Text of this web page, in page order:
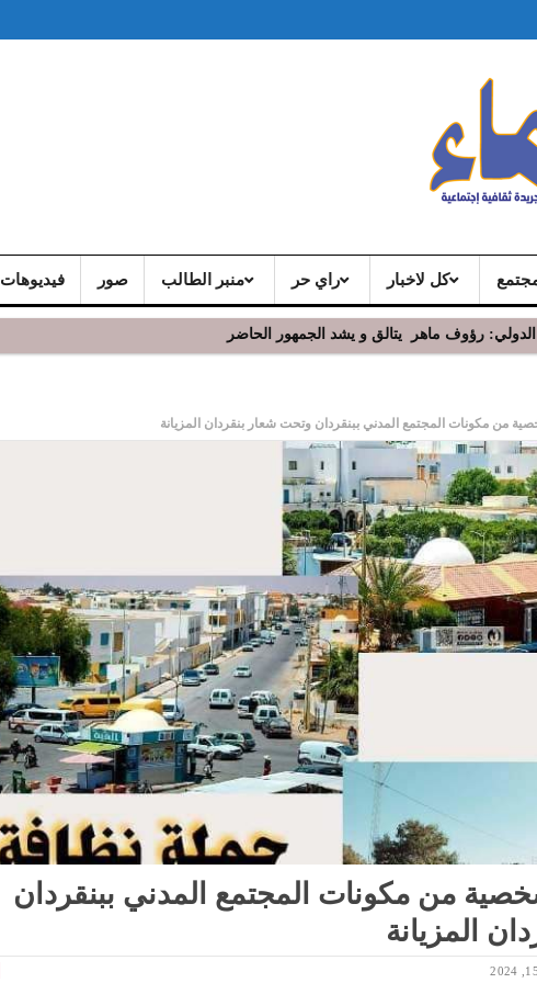
كل لاخبار راي حر منبر الطالب صور فيديوهات
رؤوف ماهر يتالق و يشد الجمهور الحاضر
من مكونات المجتمع المدني ببنقردان وتحت شعار بنقردان المزيانة
من مكونات المجتمع المدني ببنقردان
المزيانة